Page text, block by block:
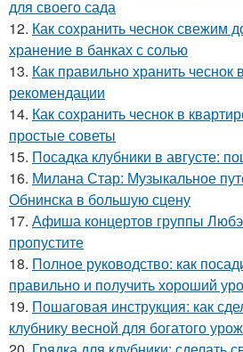
для своего сада
12. Как сохранить чеснок свежим
хранение в банках с солью
13. Как правильно хранить чеснок
рекомендации
14. Как сохранить чеснок в
простые советы
15. Посадка клубники в августе:
16. Милана Стар: Музыкальное
Обнинска в большую сцену
17. Афиша концертов группы
пропустите
18. Полное руководство: как
правильно и получить хороший
19. Пошаговая инструкция: как
клубнику весной для богатого